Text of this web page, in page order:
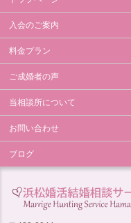
入会のご案内
料金プラン
ご成婚者の声
当相談所について
お問い合わせ
ブログ